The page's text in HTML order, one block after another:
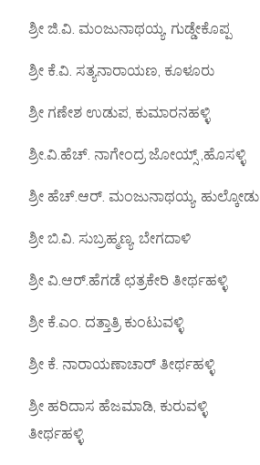
ಶ್ರೀ ಜಿ.ವಿ. ಮಂಜುನಾಥಯ್ಯ, ಗುಡ್ಡೇಕೊಪ್ಪ
ಶ್ರೀ ಕೆ.ವಿ. ಸತ್ಯನಾರಾಯಣ, ಕೂಳೂರು
ಶ್ರೀ ಗಣೇಶ ಉಡುಪ, ಕುಮಾರನಹಳ್ಳಿ
ಶ್ರೀ.ವಿ.ಹೆಚ್. ನಾಗೇಂದ್ರ ಜೋಯ್ಸ್ ,ಹೊಸಳ್ಳಿ
ಶ್ರೀ ಹೆಚ್.ಆರ್. ಮಂಜುನಾಥಯ್ಯ, ಹುಲ್ಕೋಡು
ಶ್ರೀ ಬಿ.ವಿ. ಸುಬ್ರಹ್ಮಣ್ಯ, ಬೇಗದಾಳಿ
ಶ್ರೀ ವಿ.ಆರ್.ಹೆಗಡೆ ಛತ್ರಕೇರಿ ತೀರ್ಥಹಳ್ಳಿ
ಶ್ರೀ ಕೆ.ಎಂ. ದತ್ತಾತ್ರಿ ಕುಂಟುವಳ್ಳಿ
ಶ್ರೀ ಕೆ. ನಾರಾಯಣಾಚಾರ್ ತೀರ್ಥಹಳ್ಳಿ
ಶ್ರೀ ಹರಿದಾಸ ಹೆಜಮಾಡಿ, ಕುರುವಳ್ಳಿ
ತೀರ್ಥಹಳ್ಳಿ